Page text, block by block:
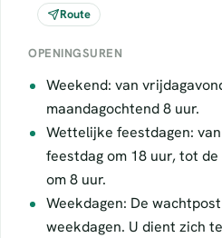
Route
OPENINGSUREN
Weekend: van
maandagochtend 8 uur.
Wettelijke feestdagen:
feestdag om 18 uur, tot
om 8 uur.
Weekdagen: De
weekdagen. U dient zich